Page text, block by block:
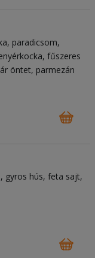
paradicsom
fűszeres
öntet parmezán
gyros hús feta sajt